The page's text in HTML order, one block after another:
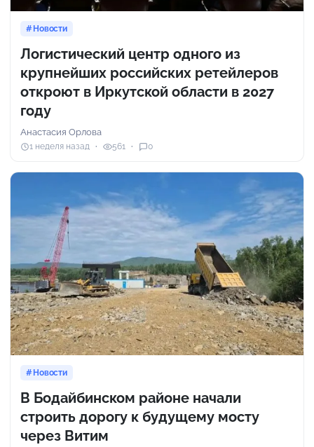
Новости
Логистический центр одного из
крупнейших российских ретейлеров
откроют в Иркутской области в 2027
году
Анастасия Орлова
1 неделя назад 561 0
Новости
В Бодайбинском районе начали
строить дорогу к будущему мосту
через Витим